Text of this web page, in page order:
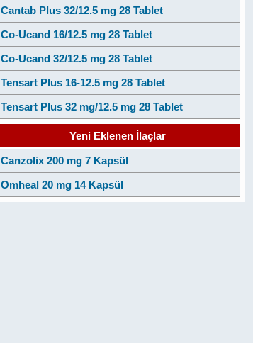
Cantab Plus 32/12.5 mg 28 Tablet
Co-Ucand 16/12.5 mg 28 Tablet
Co-Ucand 32/12.5 mg 28 Tablet
Tensart Plus 16-12.5 mg 28 Tablet
Tensart Plus 32 mg/12.5 mg 28 Tablet
Yeni Eklenen İlaçlar
Canzolix 200 mg 7 Kapsül
Omheal 20 mg 14 Kapsül